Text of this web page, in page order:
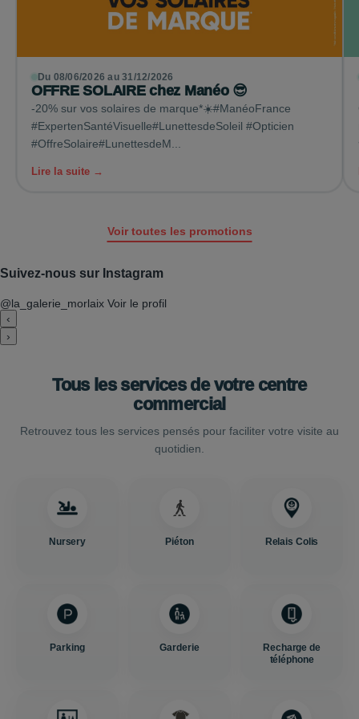
Du 08/06/2026 au 31/12/2026
OFFRE SOLAIRE chez Manéo 😎
-20% sur vos solaires de marque*☀️#ManéoFrance
#ExpertenSantéVisuelle#LunettesdeSoleil #Opticien
#OffreSolaire#LunettesdeM...
Lire la suite →
Voir toutes les promotions
Suivez-nous sur Instagram
@la_galerie_morlaix Voir le profil
‹
›
Tous les services de votre centre
commercial
Retrouvez tous les services pensés pour faciliter votre visite au
quotidien.
Nursery Piéton Relais Colis
Parking Garderie
Recharge de
téléphone